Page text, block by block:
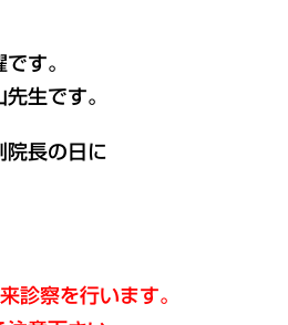
す。
生です。
院長の日に
察を行います。